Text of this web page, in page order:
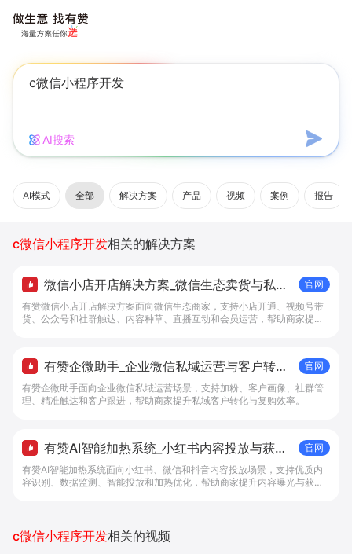
AI搜索
AI模式 全部 解决方案 产品 视频 案例 报告
c微信小程序开发相关的解决方案
微信小店开店解决方案_微信生态卖货与私域
经营 - 做生意, 找有赞
官网
有赞微信小店开店解决方案面向微信生态商家，支持小店开通、视频号带
货、公众号和社群触达、内容种草、直播互动和会员运营，帮助商家提升
有赞企微助手_企业微信私域运营与客户转化
工具 - 做生意, 找有赞
官网
有赞企微助手面向企业微信私域运营场景，支持加粉、客户画像、社群管
理、精准触达和客户跟进，帮助商家提升私域客户转化与复购效率。
有赞AI智能加热系统_小红书内容投放与获客
提效解决方案 - 做生意, 找有赞
官网
有赞AI智能加热系统面向小红书、微信和抖音内容投放场景，支持优质内
容识别、数据监测、智能投放和加热优化，帮助商家提升内容曝光与获客
c微信小程序开发相关的视频